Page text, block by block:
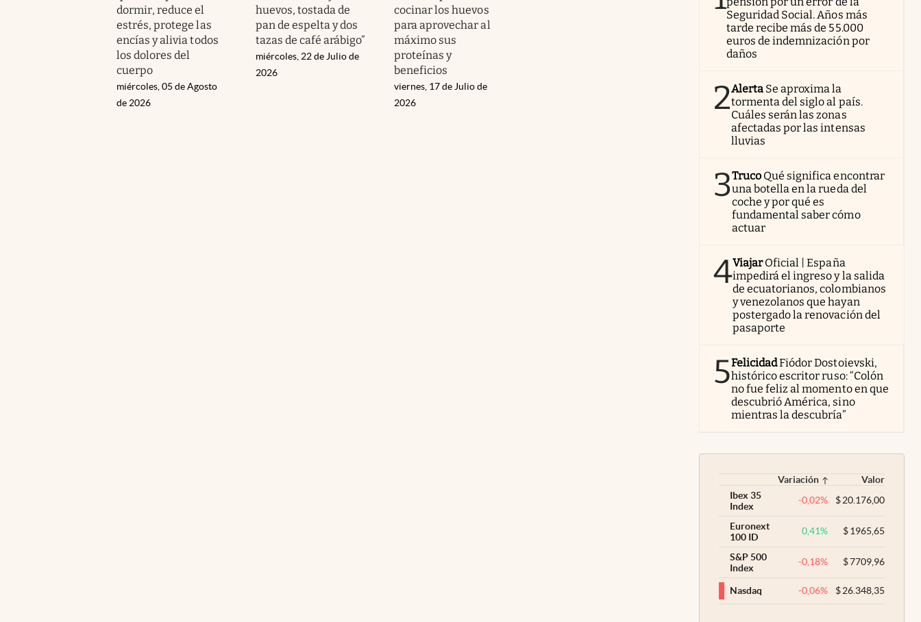
dormir, reduce el
estrés, protege las
encías y alivia todos
los dolores del
cuerpo
miércoles, 05 de Agosto
de 2026
huevos, tostada de
pan de espelta y dos
tazas de café arábigo”
miércoles, 22 de Julio de
2026
cocinar los huevos
para aprovechar al
máximo sus
proteínas y
beneficios
viernes, 17 de Julio de
2026
Seguridad Social. Años más
tarde recibe más de 55.000
euros de indemnización por
daños
2Alerta Se aproxima la
tormenta del siglo al país.
Cuáles serán las zonas
afectadas por las intensas
lluvias
3Truco Qué significa encontrar
una botella en la rueda del
coche y por qué es
fundamental saber cómo
actuar
4Viajar Oficial | España
impedirá el ingreso y la salida
de ecuatorianos, colombianos
y venezolanos que hayan
postergado la renovación del
pasaporte
5FelicidadFiódor Dostoievski,
histórico escritor ruso: “Colón
no fue feliz al momento en que
descubrió América, sino
mientras la descubría”
Variación
Valor
Ibex 35
Index
-0,02% $20.176,00
Euronext
100 ID
0,41% $1965,65
S&P 500
Index
-0,18% $7709,96
Nasdaq -0,06% $26.348,35